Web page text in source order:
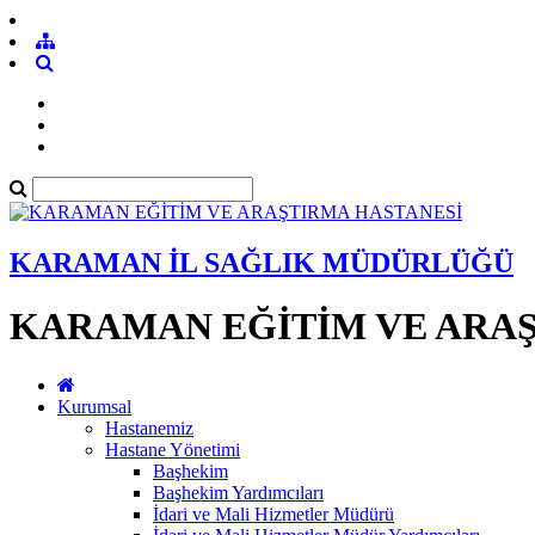
KARAMAN İL SAĞLIK MÜDÜRLÜĞÜ
KARAMAN EĞİTİM VE
Kurumsal
Hastanemiz
Hastane Yönetimi
Başhekim
Başhekim Yardımcıları
İdari ve Mali Hizmetler Müdürü